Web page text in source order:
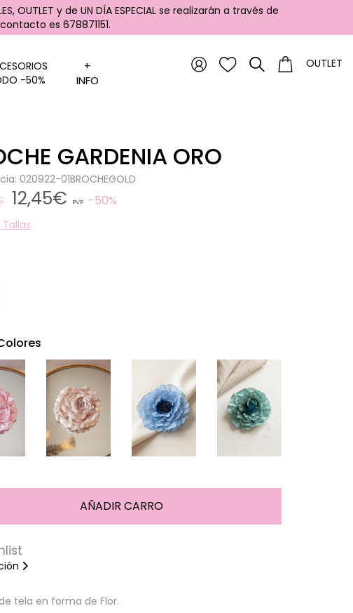
OUTLET y de UN DÍA ESPECIAL se realizarán a través de
es 678871151.
OUTLET
-50%
+
INFO
GARDENIA ORO
020922-01BROCHEGOLD
12,45€ PVP 50%
tela en forma de Flor.